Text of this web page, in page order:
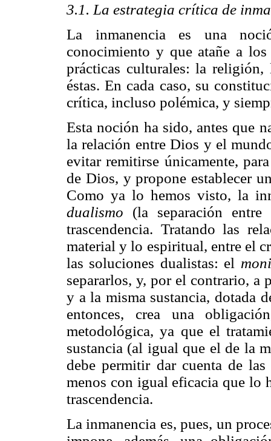
3.1. La estrategia crítica de
La inmanencia es una
conocimiento y que atañe a
prácticas culturales: la
éstas. En cada caso, su
crítica, incluso polémica, y
Esta noción ha sido, antes que
la relación entre Dios y el
evitar remitirse únicamente,
de Dios, y propone establecer
Como ya lo hemos visto, la
dualismo (la separación
trascendencia. Tratando las
material y lo espiritual, entre el
las soluciones dualistas: el
separarlos, y, por el contrario, a
y a la misma sustancia, dotada
entonces, crea una
metodológica, ya que el
sustancia (al igual que el de la
debe permitir dar cuenta de
menos con igual eficacia que lo
trascendencia.
La inmanencia es, pues, un